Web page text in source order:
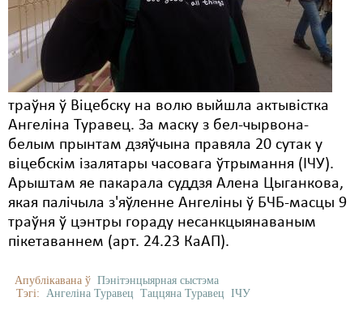
траўня ў Віцебску на волю выйшла актывістка
Ангеліна Туравец. За маску з бел-чырвона-
белым прынтам дзяўчына правяла 20 сутак у
віцебскім ізалятары часовага ўтрымання (ІЧУ).
Арыштам яе пакарала суддзя Алена Цыганкова,
якая палічыла з'яўленне Ангеліны ў БЧБ-масцы 9
траўня ў цэнтры гораду несанкцыянаваным
пікетаваннем (арт. 24.23 КаАП).
Апублікавана ў Пэнітэнцыярная сыстэма
Тэгі: Ангеліна Туравец Таццяна Туравец ІЧУ